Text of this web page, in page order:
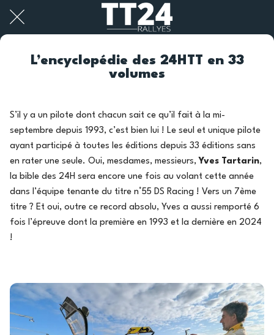
L’encyclopédie des 24HTT en 33
volumes
S’il y a un pilote dont chacun sait ce qu’il fait à la mi-
septembre depuis 1993, c’est bien lui ! Le seul et unique pilote
ayant participé à toutes les éditions depuis 33 éditions sans
en rater une seule. Oui, mesdames, messieurs, Yves Tartarin,
la bible des 24H sera encore une fois au volant cette année
dans l’équipe tenante du titre n°55 DS Racing ! Vers un 7ème
titre ? Et oui, outre ce record absolu, Yves a aussi remporté 6
fois l’épreuve dont la première en 1993 et la dernière en 2024
!